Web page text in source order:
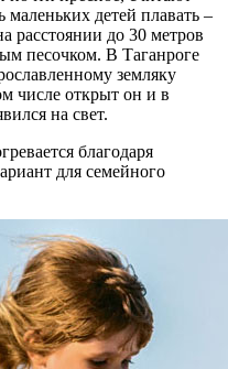
детей плавать –
расстоянии до 30 метров
песочком. В Таганроге
земляку
числе открыт он и в
на свет.
благодаря
для семейного